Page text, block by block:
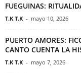
FUEGUINAS:
T.K T.K - mayo 10, 2026
PUERTO AMORES:
CANTO CUENTA LA
T.K T.K - mayo 7, 2026